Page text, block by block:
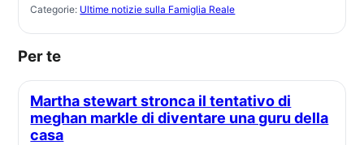
Categorie: Ultime notizie sulla Famiglia Reale
Per te
Martha stewart stronca il tentativo di
meghan markle di diventare una guru della
casa